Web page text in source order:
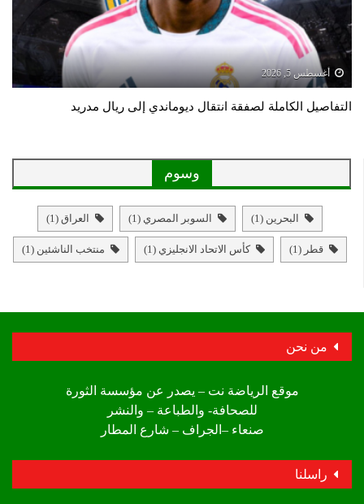
أغسطس 5, 2026
التفاصيل الكاملة لصفقة انتقال ديوماندي إلى ريال مدريد
وسوم
البحرين (1) السوبر المصري (1) العراق (1)
قطر (1) كأس الاتحاد الانجليزي (1) منتخب الناشئين (1)
من نحن
موقع الرياضة نت – يصدر عن مؤسسة الثورة
للصحافة- والطباعة – والنشر
صنعاء –الجراف – شارع المطار
راسلنا